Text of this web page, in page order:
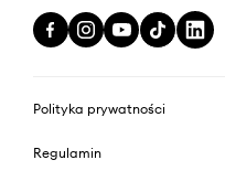
Polityka prywatności
Regulamin